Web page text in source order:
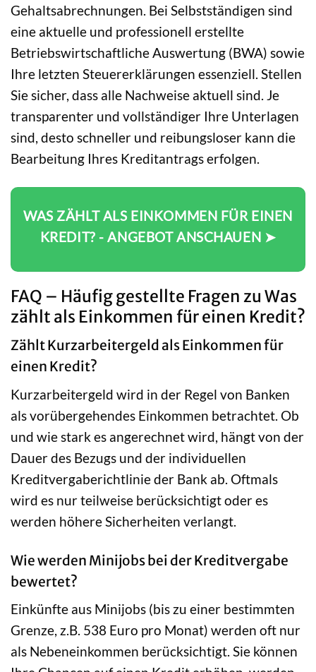
Gehaltsabrechnungen. Bei Selbstständigen sind
eine aktuelle und professionell erstellte
Betriebswirtschaftliche Auswertung (BWA) sowie
Ihre letzten Steuererklärungen essenziell. Stellen
Sie sicher, dass alle Nachweise aktuell sind. Je
transparenter und vollständiger Ihre Unterlagen
sind, desto schneller und reibungsloser kann die
Bearbeitung Ihres Kreditantrags erfolgen.
WAS ZÄHLT ALS EINKOMMEN FÜR EINEN
KREDIT? - ANGEBOT ANSCHAUEN ➤
FAQ – Häufig gestellte Fragen zu Was
zählt als Einkommen für einen Kredit?
Zählt Kurzarbeitergeld als Einkommen für
einen Kredit?
Kurzarbeitergeld wird in der Regel von Banken
als vorübergehendes Einkommen betrachtet. Ob
und wie stark es angerechnet wird, hängt von der
Dauer des Bezugs und der individuellen
Kreditvergaberichtlinie der Bank ab. Oftmals
wird es nur teilweise berücksichtigt oder es
werden höhere Sicherheiten verlangt.
Wie werden Minijobs bei der Kreditvergabe
bewertet?
Einkünfte aus Minijobs (bis zu einer bestimmten
Grenze, z.B. 538 Euro pro Monat) werden oft nur
als Nebeneinkommen berücksichtigt. Sie können